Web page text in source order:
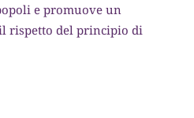
e promuove un
rispetto del principio di